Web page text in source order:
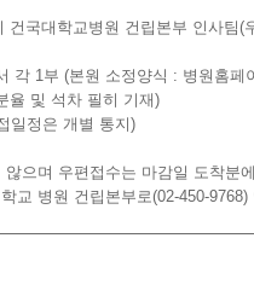
건국대학교병원 건립본부 인사팀(
각 1부 (본원 소정양식 : 병원홈페
율 및 석차 필히 기재)
일정은 개별 통지)
으며 우편접수는 마감일 도착분
교 병원 건립본부로(02-450-9768)